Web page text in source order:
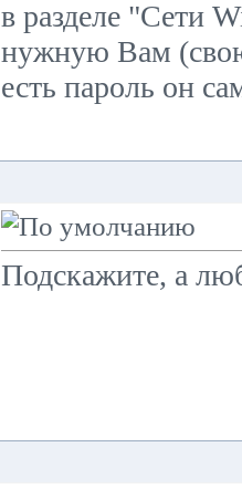
в разделе "Сети
нужную Вам
есть пароль он
Подскажите, а